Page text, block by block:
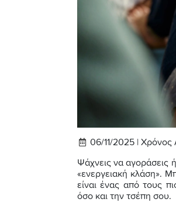
06/11/2025 | Χρόνος
Ψάχνεις να αγοράσεις ή
«ενεργειακή κλάση».
είναι ένας από τους
όσο και την τσέπη σου.